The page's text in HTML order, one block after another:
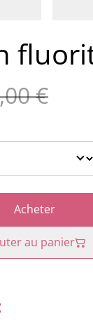
€
Acheter
au panier